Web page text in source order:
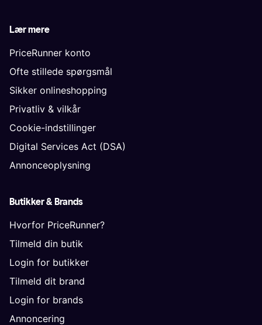
Lær mere
PriceRunner konto
Ofte stillede spørgsmål
Sikker onlineshopping
Privatliv & vilkår
Cookie-indstillinger
Digital Services Act (DSA)
Annonceoplysning
Butikker & Brands
Hvorfor PriceRunner?
Tilmeld din butik
Login for butikker
Tilmeld dit brand
Login for brands
Annoncering